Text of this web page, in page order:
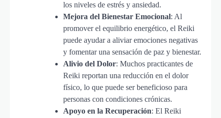
los niveles de estrés y ansiedad.
Mejora del Bienestar Emocional: Al
promover el equilibrio energético, el Reiki
puede ayudar a aliviar emociones negativas
y fomentar una sensación de paz y bienestar.
Alivio del Dolor: Muchos practicantes de
Reiki reportan una reducción en el dolor
físico, lo que puede ser beneficioso para
personas con condiciones crónicas.
Apoyo en la Recuperación: El Reiki